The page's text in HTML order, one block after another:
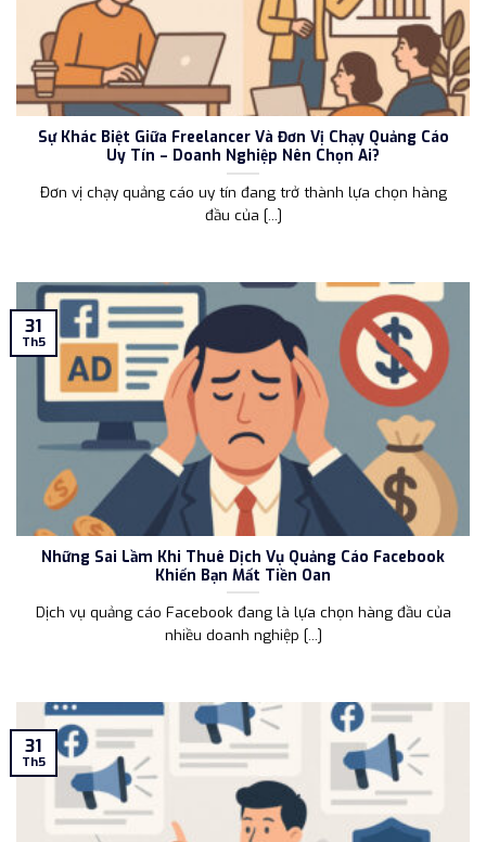
Sự Khác Biệt Giữa Freelancer Và Đơn Vị Chạy Quảng Cáo
Uy Tín – Doanh Nghiệp Nên Chọn Ai?
Đơn vị chạy quảng cáo uy tín đang trở thành lựa chọn hàng
đầu của [...]
Những Sai Lầm Khi Thuê Dịch Vụ Quảng Cáo Facebook
Khiến Bạn Mất Tiền Oan
Dịch vụ quảng cáo Facebook đang là lựa chọn hàng đầu của
nhiều doanh nghiệp [...]
31
Th5
31
Th5